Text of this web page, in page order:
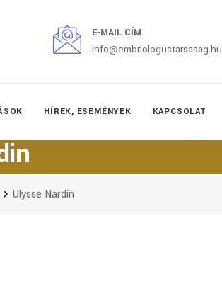
E-MAIL CÍM
info@embriologustarsasag.hu
HÍREK, ESEMÉNYEK KAPCSOLAT
Ulysse Nardin